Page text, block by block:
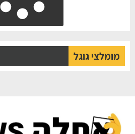
מומלצי גוגל